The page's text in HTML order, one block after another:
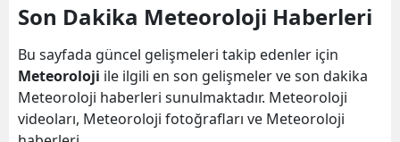
Son Dakika Meteoroloji Haberleri
Bu sayfada güncel gelişmeleri takip edenler için
Meteoroloji ile ilgili en son gelişmeler ve son dakika
Meteoroloji haberleri sunulmaktadır. Meteoroloji
videoları, Meteoroloji fotoğrafları ve Meteoroloji